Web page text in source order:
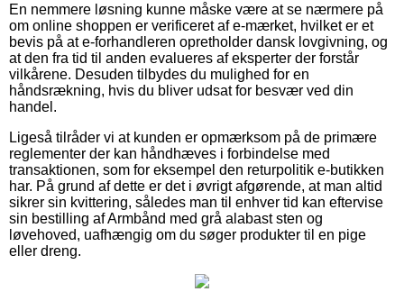
En nemmere løsning kunne måske være at se nærmere på
om online shoppen er verificeret af e-mærket, hvilket er et
bevis på at e-forhandleren opretholder dansk lovgivning, og
at den fra tid til anden evalueres af eksperter der forstår
vilkårene. Desuden tilbydes du mulighed for en
håndsrækning, hvis du bliver udsat for besvær ved din
handel.
Ligeså tilråder vi at kunden er opmærksom på de primære
reglementer der kan håndhæves i forbindelse med
transaktionen, som for eksempel den returpolitik e-butikken
har. På grund af dette er det i øvrigt afgørende, at man altid
sikrer sin kvittering, således man til enhver tid kan eftervise
sin bestilling af Armbånd med grå alabast sten og
løvehoved, uafhængig om du søger produkter til en pige
eller dreng.